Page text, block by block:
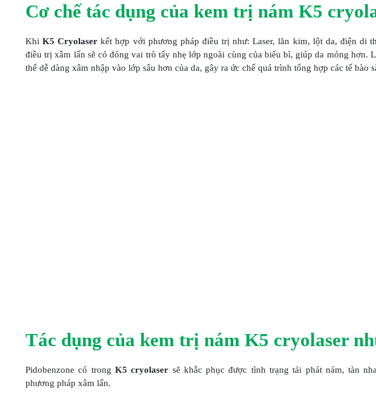
Cơ chế tác dụng của kem trị nám K5
KhiK5 Cryolaser kết hợp với phương pháp điều trị như: Laser, lăn kim, lột da, điện di
điều trị xâm lấn sẽ có đóng vai trò tẩy nhẹ lớp ngoài cùng của biểu bì, giúp da mỏng hơn.
thể dễ dàng xâm nhập vào lớp sâu hơn của da, gây ra ức chế quá trình tổng hợp các tế bào
Tác dụng của kem trị nám K5 cryolaser
Pidobenzone có trong K5 cryolaser sẽ khắc phục được tình trạng tái phát nám, tàn
phương pháp xâm lấn.